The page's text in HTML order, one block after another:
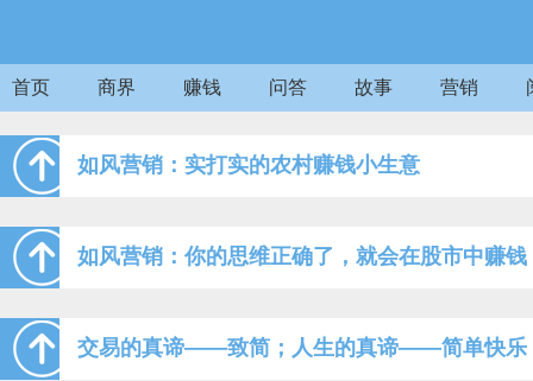
首页 商界 赚钱 问答 故事 营销
如风营销：实打实的农村赚钱小生意
如风营销：你的思维正确了，就会在股市中赚
交易的真谛——致简；人生的真谛——简单快乐